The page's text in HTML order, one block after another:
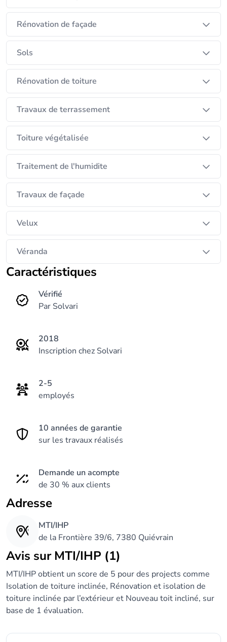
Rénovation de façade
Sols
Rénovation de toiture
Travaux de terrassement
Toiture végétalisée
Traitement de l'humidite
Travaux de façade
Velux
Véranda
Caractéristiques
Vérifié
Par Solvari
2018
Inscription chez Solvari
2-5
employés
10 années de garantie
sur les travaux réalisés
Demande un acompte
de 30 % aux clients
Adresse
MTI/IHP
de la Frontière 39/6, 7380 Quiévrain
Avis sur MTI/IHP (1)
MTI/IHP obtient un score de 5 pour des projects comme
Isolation de toiture inclinée, Rénovation et isolation de
toiture inclinée par l’extérieur et Nouveau toit incliné, sur
base de 1 évaluation.